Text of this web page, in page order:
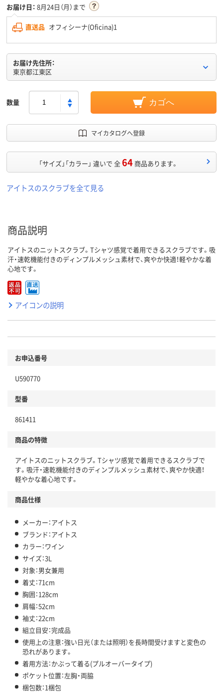
お届け日： 8月24日（月）まで
直送品 オフィシーナ(Oficina)1
お届け先住所：
東京都江東区
数量 カゴへ
マイカタログへ登録
「サイズ」「カラー」 違いで 全64 商品あります。
アイトスのスクラブを全て見る
商品説明
アイトスのニットスクラブ。Tシャツ感覚で着用できるスクラブです。吸
汗・速乾機能付きのディンプルメッシュ素材で、爽やか快適！軽やかな着
心地です。
アイコンの説明
お申込番号
U590770
型番
861411
商品の特徴
アイトスのニットスクラブ。Tシャツ感覚で着用できるスクラブで
す。吸汗・速乾機能付きのディンプルメッシュ素材で、爽やか快適！
軽やかな着心地です。
商品仕様
メーカー：アイトス
ブランド：アイトス
カラー：ワイン
サイズ：3L
対象：男女兼用
着丈：71cm
胸囲：128cm
肩幅：52cm
袖丈：22cm
組立目安：完成品
使用上の注意：強い日光（または照明）を長時間受けますと変色の
恐れがあります。
着用方法：かぶって着る(プルオーバータイプ)
ポケット位置：左胸・両脇
梱包数：1梱包